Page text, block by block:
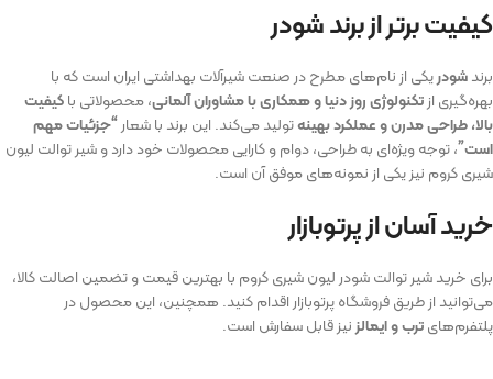
کیفیت برتر از برند شودر
برندشودریکی از نام‌های مطرح در صنعت شیرآلات بهداشتی ایران است که با
بهره‌گیری ازتکنولوژی روز دنیا و همکاری با مشاوران آلمانی، محصولاتی باکیفیت
بالا، طراحی مدرن و عملکرد بهینهتولید می‌کند. این برند با شعار“جزئیات مهم
است”، توجه ویژه‌ای به طراحی، دوام و کارایی محصولات خود دارد و شیر توالت لیون
شیری کروم نیز یکی از نمونه‌های موفق آن است.
خرید آسان از پرتوبازار
برای خرید شیر توالت شودر لیون شیری کروم با بهترین قیمت و تضمین اصالت کالا،
می‌توانید از طریق فروشگاه پرتوبازار اقدام کنید. همچنین، این محصول در
پلتفرم‌هایترب و ایمالزنیز قابل سفارش است.